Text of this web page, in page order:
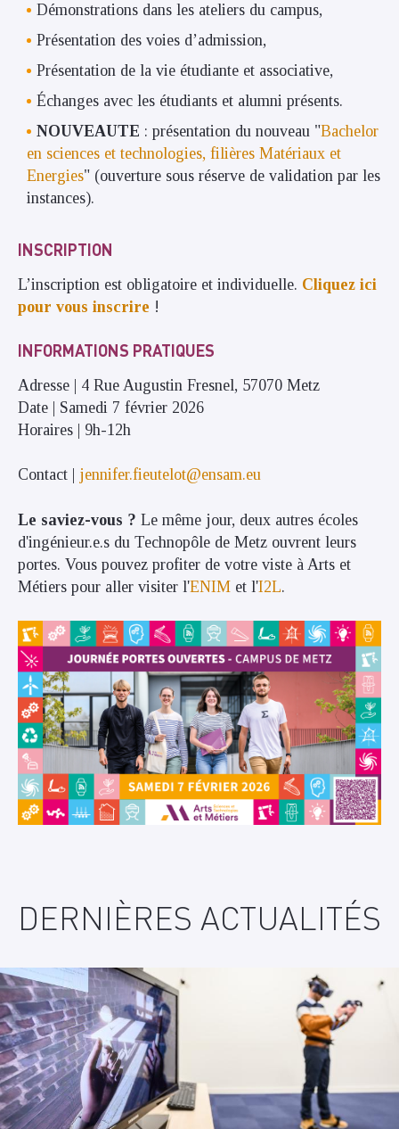
Démonstrations dans les ateliers du campus,
Présentation des voies d’admission,
Présentation de la vie étudiante et associative,
Échanges avec les étudiants et alumni présents.
NOUVEAUTE : présentation du nouveau "Bachelor
en sciences et technologies, filières Matériaux et
Energies" (ouverture sous réserve de validation par les
instances).
INSCRIPTION
L’inscription est obligatoire et individuelle. Cliquez ici
pour vous inscrire !
INFORMATIONS PRATIQUES
Adresse | 4 Rue Augustin Fresnel, 57070 Metz
Date | Samedi 7 février 2026
Horaires | 9h-12h
Contact | jennifer.fieutelot@ensam.eu
Le saviez-vous ? Le même jour, deux autres écoles
d'ingénieur.e.s du Technopôle de Metz ouvrent leurs
portes. Vous pouvez profiter de votre viste à Arts et
Métiers pour aller visiter l'ENIM et l'I2L.
DERNIÈRES ACTUALITÉS